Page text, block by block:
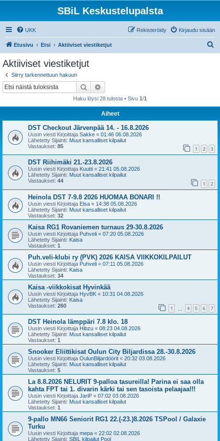
SBiL Keskustelupalsta
UKK Kirjaudu sisään
Rekisteröidy
Etusivu Etsi Aktiiviset viestiketjut
Aktiiviset viestiketjut
Siirry tarkennettuun hakuun
Etsi
Haku löysi 28 tulosta • Sivu 1/1
Aiheet
DST Checkout Järvenpää 14. - 16.8.2026
Uusin viesti Kirjoittaja Sakke « 01:46 06.08.2026
Lähetetty Sijainti: Muut kansalliset kilpailut
Vastaukset: 85 1 2 3
DST Riihimäki 21.-23.8.2026
Uusin viesti Kirjoittaja Kuutti « 21:41 05.08.2026
Lähetetty Sijainti: Muut kansalliset kilpailut
Vastaukset: 44 1 2
Heinola DST 7-9.8 2026 HUOMAA BONARI !!
Uusin viesti Kirjoittaja Elsa « 14:38 05.08.2026
Lähetetty Sijainti: Muut kansalliset kilpailut
Vastaukset: 32
Kaisa RG1 Rovaniemen turnaus 29-30.8.2026
Uusin viesti Kirjoittaja Puhveli « 07:20 05.08.2026
Lähetetty Sijainti: Kaisa
Vastaukset: 1
Puh.veli-klubi ry (PVK) 2026 KAISA VIIKKOKILPAILUT
Uusin viesti Kirjoittaja Puhveli « 07:11 05.08.2026
Lähetetty Sijainti: Kaisa
Vastaukset: 34
Kaisa -viikkokisat Hyvinkää
Uusin viesti Kirjoittaja HyvBK « 10:31 04.08.2026
Lähetetty Sijainti: Kaisa
Vastaukset: 260 1 4 5 6 7
DST Heinola lämppäri 7.8 klo. 18
Uusin viesti Kirjoittaja Hibzu « 08:23 04.08.2026
Lähetetty Sijainti: Muut kansalliset kilpailut
Vastaukset: 1
Snooker Eliittikisat Oulun City Biljardissa 28.-30.8.2026
Uusin viesti Kirjoittaja OulunBiljardöörit « 20:32 03.08.2026
Lähetetty Sijainti: Muut kansalliset kilpailut
Vastaukset: 5
La 8.8.2026 NELURIT 9-palloa tasureilla! Parina ei saa olla
kahta FPT tai 1. divarin kärki tai sen tasoista pelaajaa!!!
Uusin viesti Kirjoittaja JariP « 07:02 03.08.2026
Lähetetty Sijainti: Muut kansalliset kilpailut
Vastaukset: 1
9-pallo MN66 Seniorit RG1 22.(-23.)8.2026 TSPool / Galaxie
Turku
Uusin viesti Kirjoittaja mepa « 22:02 02.08.2026
Lähetetty Sijainti: SBIL kilpailut Pool